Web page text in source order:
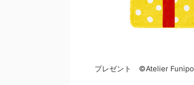
プレゼント ©Atelier Funipo